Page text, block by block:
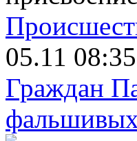
05.11 08:35
Граждан